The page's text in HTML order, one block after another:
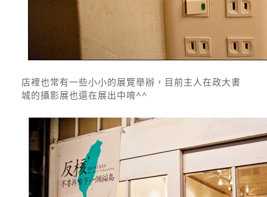
店裡也常有一些小小的展覽舉辦，目前主人在政大書
城的攝影展也還在展出中唷^^